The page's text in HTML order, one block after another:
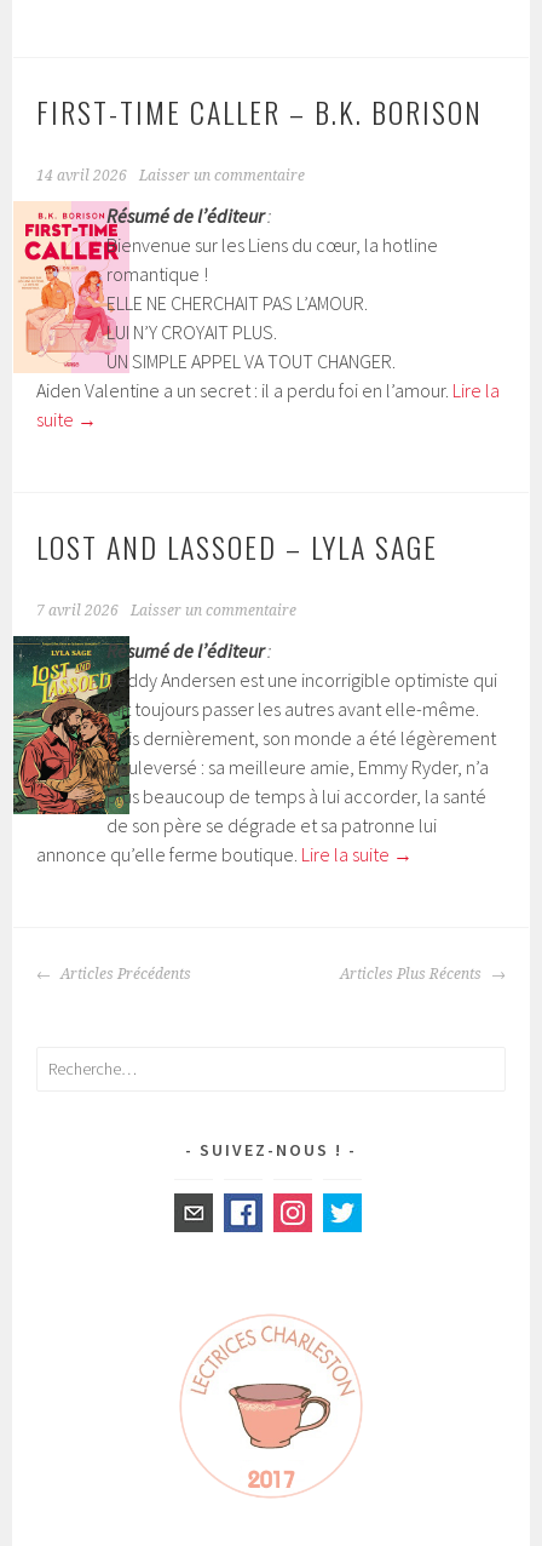
FIRST-TIME CALLER – B.K. BORISON
14 avril 2026 Laisser un commentaire
Résumé de l’éditeur:
Bienvenue sur les Liens du cœur, la hotline
romantique !
ELLE NE CHERCHAIT PAS L’AMOUR.
LUI N’Y CROYAIT PLUS.
UN SIMPLE APPEL VA TOUT CHANGER.
Aiden Valentine a un secret : il a perdu foi en l’amour. Lire la
suite →
LOST AND LASSOED – LYLA SAGE
7 avril 2026 Laisser un commentaire
Résumé de l’éditeur:
Teddy Andersen est une incorrigible optimiste qui
fait toujours passer les autres avant elle-même.
Mais dernièrement, son monde a été légèrement
bouleversé : sa meilleure amie, Emmy Ryder, n’a
plus beaucoup de temps à lui accorder, la santé
de son père se dégrade et sa patronne lui
annonce qu’elle ferme boutique. Lire la suite →
ARTICLES
Articles Précédents Articles Plus Récents
Rechercher :
SUIVEZ-NOUS !